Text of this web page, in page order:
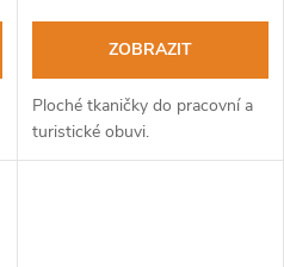
ZOBRAZIT
Ploché tkaničky do pracovní a
turistické obuvi.